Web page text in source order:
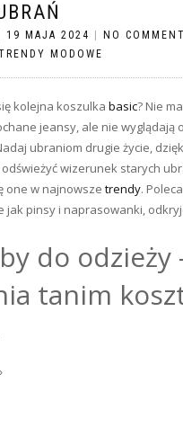
19 MAJA 2024 NO
MODOWE
kolejna koszulka basic? Nie
jeansy, ale nie wyglądają
ubraniom drugie życie,
wizerunek starych
one w najnowsze trendy.
jak pinsy i naprasowanki,
do odzieży
tanim